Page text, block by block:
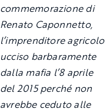
commemorazione di
Renato Caponnetto,
l’imprenditore agricolo
ucciso barbaramente
dalla mafia l’8 aprile
del 2015 perché non
avrebbe ceduto alle